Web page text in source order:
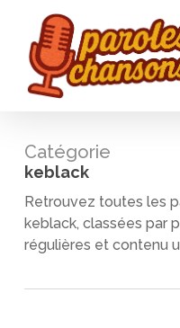
main
content
Catégorie
keblack
Retrouvez toutes les
keblack, classées par
régulières et contenu